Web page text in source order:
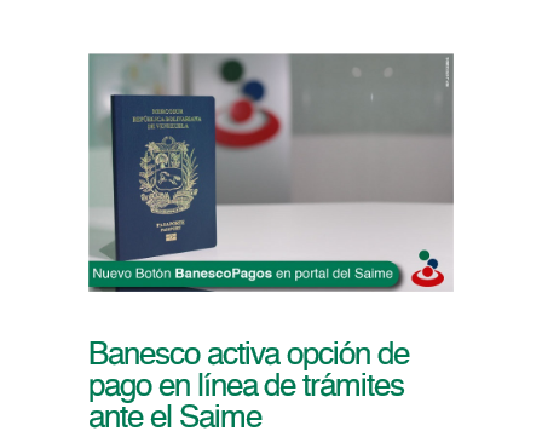
Banesco activa opción de
pago en línea de trámites
ante el Saime